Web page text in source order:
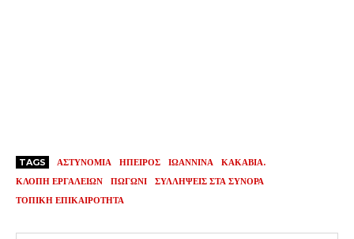
TAGS ΑΣΤΥΝΟΜΙΑ ΗΠΕΙΡΟΣ ΙΩΑΝΝΙΝΑ
ΚΑΚΑΒΙΑ.
ΚΛΟΠΗ ΕΡΓΑΛΕΙΩΝ
ΠΩΓΩΝΙ
ΣΥΛΛΗΨΕΙΣ ΣΤΑ ΣΥΝΟΡΑ
ΤΟΠΙΚΗ ΕΠΙΚΑΙΡΟΤΗΤΑ